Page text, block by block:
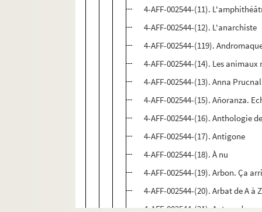
4-AFF-002544-(11).
4-AFF-002544-(12). L'anarchiste
4-AFF-002544-(119).
4-AFF-002544-(14). Les
4-AFF-002544-(13). Anna
4-AFF-002544-(15). Añoranza.
4-AFF-002544-(16). Anthologie
4-AFF-002544-(17). Antigone
4-AFF-002544-(18). À nu
4-AFF-002544-(19). Arbon. Ça
4-AFF-002544-(20). Arbat de A à Z
4-AFF-002544-(21). Autour de